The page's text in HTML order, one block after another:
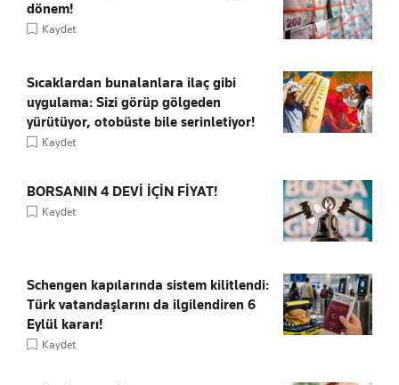
dönem!
Kaydet
Sıcaklardan bunalanlara ilaç gibi
uygulama: Sizi görüp gölgeden
yürütüyor, otobüste bile serinletiyor!
Kaydet
BORSANIN 4 DEVİ İÇİN FİYAT!
Kaydet
Schengen kapılarında sistem kilitlendi:
Türk vatandaşlarını da ilgilendiren 6
Eylül kararı!
Kaydet